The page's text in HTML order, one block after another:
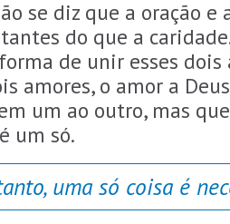
se diz que a oração e
do que a
de unir esses
amores, o amor a
um ao outro, mas
um só.
uma só coisa é